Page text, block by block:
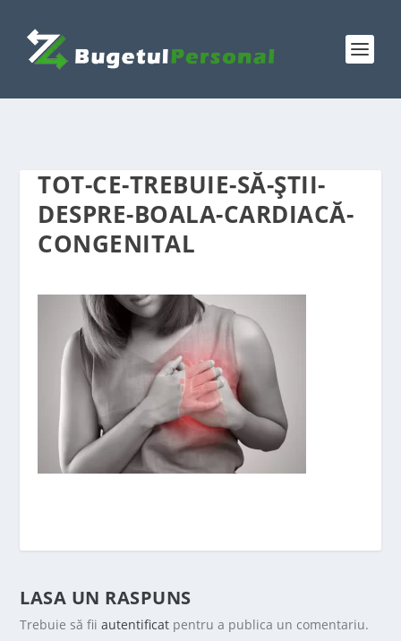
TOT-CE-TREBUIE-SĂ-ȘTII-
DESPRE-BOALA-CARDIACĂ-
CONGENITAL
LASA UN RASPUNS
Trebuie să fiiautentificat pentru a publica un comentariu.